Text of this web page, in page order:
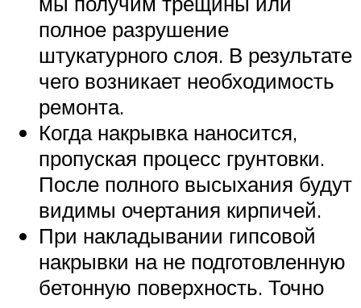
полное разрушение
штукатурного слоя. В результате
чего возникает необходимость
ремонта.
Когда накрывка наносится,
пропуская процесс грунтовки.
После полного высыхания будут
видимы очертания кирпичей.
При накладывании гипсовой
накрывки на не подготовленную
бетонную поверхность. Точно